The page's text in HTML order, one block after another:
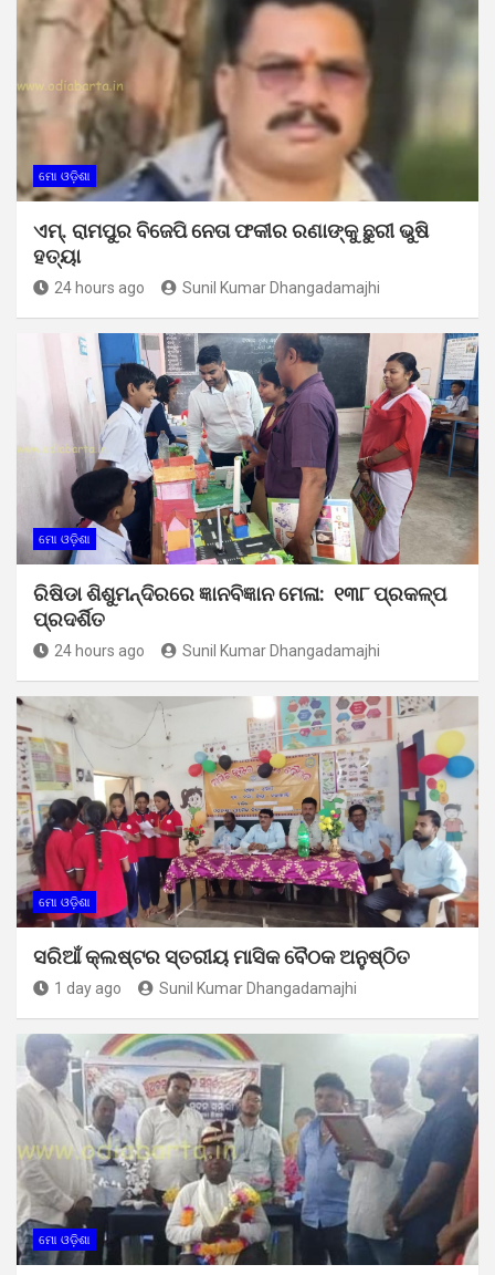
ମୋ ଓଡ଼ିଶା
ଏମ୍. ରାମପୁର ବିଜେପି ନେତା ଫକୀର ରଣାଙ୍କୁ ଛୁରୀ ଭୁଷି
ହତ୍ୟା
24 hours ago Sunil Kumar Dhangadamajhi
ମୋ ଓଡ଼ିଶା
ରିଷିଡା ଶିଶୁମନ୍ଦିରରେ ଜ୍ଞାନବିଜ୍ଞାନ ମେଳା: ୧୩୮ ପ୍ରକଳ୍ପ
ପ୍ରଦର୍ଶିତ
24 hours ago Sunil Kumar Dhangadamajhi
ମୋ ଓଡ଼ିଶା
ସରିଆଁ କ୍ଲଷ୍ଟର ସ୍ତରୀୟ ମାସିକ ବୈଠକ ଅନୁଷ୍ଠିତ
1 day ago Sunil Kumar Dhangadamajhi
ମୋ ଓଡ଼ିଶା